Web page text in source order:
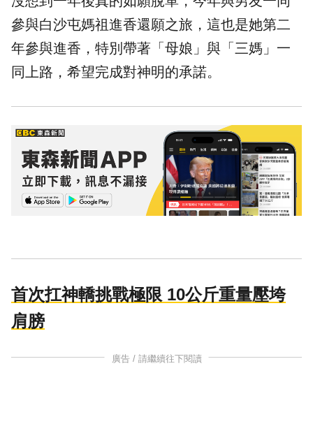
參與白沙屯媽祖進香還願之旅，這也是她第二
年參與進香，特別帶著「母娘」與「三媽」一
同上路，希望完成對神明的承諾。
首次扛神轎挑戰極限 10公斤重量壓垮
肩膀
廣告 / 請繼續往下閱讀